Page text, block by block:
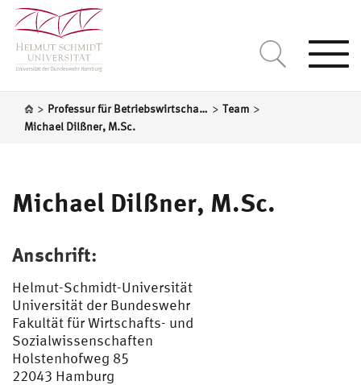
> Professur für Betriebswirtschaftslehre, insb. Rechnungslegung und Wirtschaftsprüfungswesen > Team >
Michael Dilßner, M.Sc.
Michael Dilßner, M.Sc.
Anschrift:
Helmut-Schmidt-Universität
Universität der Bundeswehr
Fakultät für Wirtschafts- und
Sozialwissenschaften
Holstenhofweg 85
22043 Hamburg